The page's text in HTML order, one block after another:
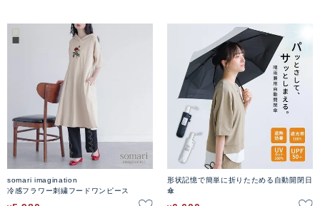
somari imagination
冷感フラワー刺繍フードワンピース
形状記憶で簡単に折りたためる自動開閉日
傘